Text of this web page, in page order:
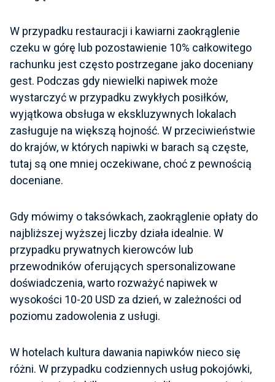
W przypadku restauracji i kawiarni zaokrąglenie
czeku w górę lub pozostawienie 10% całkowitego
rachunku jest często postrzegane jako doceniany
gest. Podczas gdy niewielki napiwek może
wystarczyć w przypadku zwykłych posiłków,
wyjątkowa obsługa w ekskluzywnych lokalach
zasługuje na większą hojność. W przeciwieństwie
do krajów, w których napiwki w barach są częste,
tutaj są one mniej oczekiwane, choć z pewnością
doceniane.
Gdy mówimy o taksówkach, zaokrąglenie opłaty do
najbliższej wyższej liczby działa idealnie. W
przypadku prywatnych kierowców lub
przewodników oferujących spersonalizowane
doświadczenia, warto rozważyć napiwek w
wysokości 10-20 USD za dzień, w zależności od
poziomu zadowolenia z usługi.
W hotelach kultura dawania napiwków nieco się
różni. W przypadku codziennych usług pokojówki,